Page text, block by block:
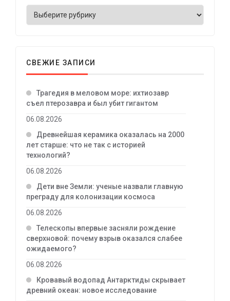
СВЕЖИЕ ЗАПИСИ
Трагедия в меловом море: ихтиозавр
съел птерозавра и был убит гигантом
06.08.2026
Древнейшая керамика оказалась на 2000
лет старше: что не так с историей
технологий?
06.08.2026
Дети вне Земли: ученые назвали главную
преграду для колонизации космоса
06.08.2026
Телескопы впервые засняли рождение
сверхновой: почему взрыв оказался слабее
ожидаемого?
06.08.2026
Кровавый водопад Антарктиды скрывает
древний океан: новое исследование